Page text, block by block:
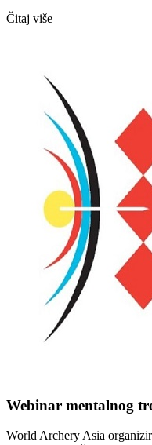
Čitaj više
Webinar mentalnog
World Archery Asia